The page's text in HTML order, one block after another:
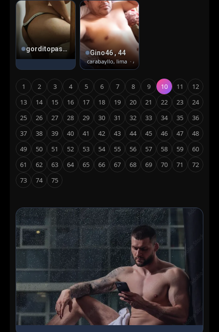
gorditopasculon , 37 Gino46 , 44
carabayllo, lima · Activo
1 2 3 4 5 6 7 8 9 10 11
12
13
14 15 16 17 18 19 20 21 22 23
24
25
26 27 28 29 30 31 32 33 34 35
36
37
38 39 40 41 42 43 44 45 46 47
48
49
50 51 52 53 54 55 56 57 58 59
60
61
62 63 64 65 66 67 68 69 70 71
72
73
74 75